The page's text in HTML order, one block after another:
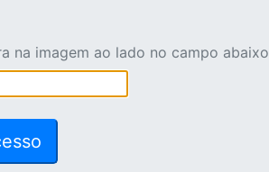
na imagem ao lado no campo abaixo